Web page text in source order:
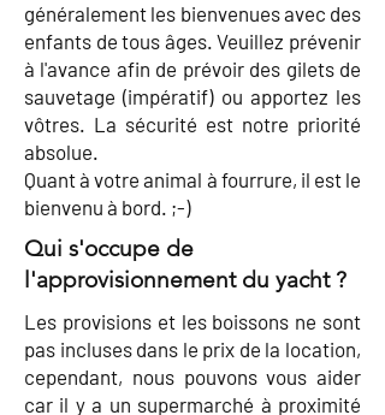
généralement les bienvenues avec des
enfants de tous âges. Veuillez prévenir
à l'avance afin de prévoir des gilets de
sauvetage (impératif) ou apportez les
vôtres. La sécurité est notre priorité
absolue.
Quant à votre animal à fourrure, il est le
bienvenu à bord. ;-)
Qui s'occupe de
l'approvisionnement du yacht ?
Les provisions et les boissons ne sont
pas incluses dans le prix de la location,
cependant, nous pouvons vous aider
car il y a un supermarché à proximité